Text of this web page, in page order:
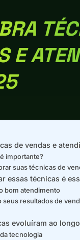
E
de vendas e
importante?
suas técnicas de
essas técnicas é
bom atendimento
seus resultados de
evoluíram ao
tecnologia